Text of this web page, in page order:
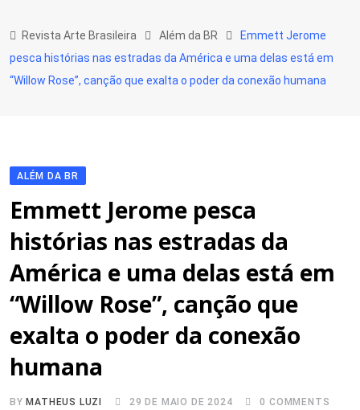
to
content
Revista Arte Brasileira Além da BR
Emmett Jerome
pesca histórias nas estradas da América e uma delas está em
“Willow Rose”, canção que exalta o poder da conexão humana
ALÉM DA BR
Emmett Jerome pesca
histórias nas estradas da
América e uma delas está em
“Willow Rose”, canção que
exalta o poder da conexão
humana
BY MATHEUS LUZI 29 DE MAIO DE 2024 0 COMMENTS